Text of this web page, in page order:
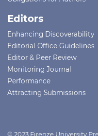
Editors
Enhancing Discoverability
Editorial Office Guidelines
Editor & Peer Review
Monitoring Journal
Performance
Attracting Submissions
© 2023 Firenze University